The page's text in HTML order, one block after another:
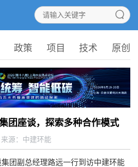
政策 项目 技术 原创
团座谈，探索多种合作模式
来源： 中建环能
副总经理路远一行到访中建环能